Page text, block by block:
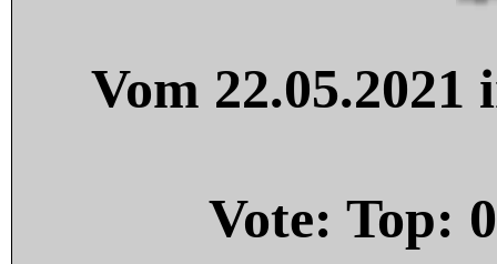
Vom
Vote: Top: 0